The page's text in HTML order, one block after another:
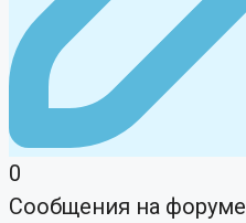
0
Сообщения на форуме